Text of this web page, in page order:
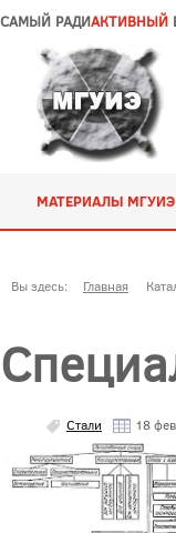
САМЫЙ РАДИАКТИВНЫЙ
МАТЕРИАЛЫ МГУИЭ
Вы здесь: Главная
Стали 18